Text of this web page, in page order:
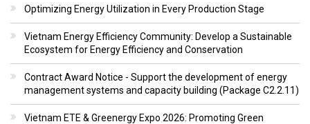
Optimizing Energy Utilization in Every Production Stage
Vietnam Energy Efficiency Community: Develop a Sustainable
Ecosystem for Energy Efficiency and Conservation
Contract Award Notice - Support the development of energy
management systems and capacity building (Package C2.2.11)
Vietnam ETE & Greenergy Expo 2026: Promoting Green